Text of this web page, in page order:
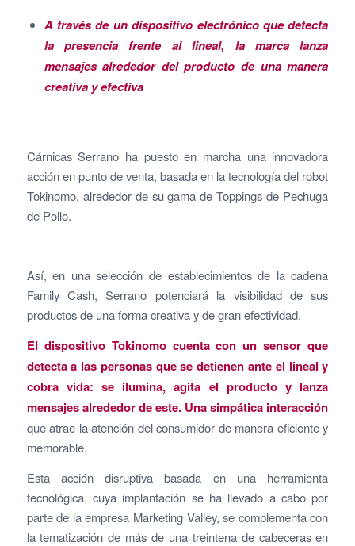
A través de un dispositivo electrónico que detecta
la presencia frente al lineal, la marca lanza
mensajes alrededor del productode una manera
creativa y efectiva
Cárnicas Serrano ha puesto en marcha una innovadora
acción en punto de venta, basada en la tecnología del robot
Tokinomo, alrededor de su gama de Toppings de Pechuga
de Pollo.
Así, en una selección de establecimientos de la cadena
Family Cash, Serrano potenciará la visibilidad de sus
productos de una forma creativa y de gran efectividad.
El dispositivo Tokinomo cuenta con un sensor que
detecta a las personas que se detienen ante el lineal y
cobra vida: se ilumina, agita el producto y lanza
mensajes alrededor de este. Una simpática interacción
que atrae la atención del consumidor de manera eficiente y
memorable.
Esta acción disruptiva basada en una herramienta
tecnológica, cuya implantación se ha llevado a cabo por
parte de la empresa Marketing Valley, se complementa con
la tematización de más de una treintena de cabeceras en